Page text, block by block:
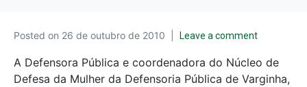
Posted on 26 de outubro de 2010 Leave a comment
A Defensora Pública e coordenadora do Núcleo de
Defesa da Mulher da Defensoria Pública de Varginha,